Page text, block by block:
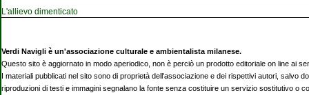
L'allievo dimenticato
Verdi Navigli è un'associazione culturale e ambientalista milanese.
Questo sito è aggiornato in modo aperiodico, non è perciò un prodotto editoriale on line ai
I materiali pubblicati nel sito sono di proprietà dell'associazione e dei rispettivi autori, salvo
riproduzioni di testi e immagini segnalano la fonte senza costituire un servizio sostitutivo o